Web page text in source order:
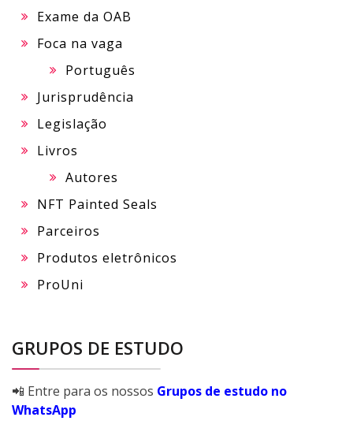
Exame da OAB
Foca na vaga
Português
Jurisprudência
Legislação
Livros
Autores
NFT Painted Seals
Parceiros
Produtos eletrônicos
ProUni
GRUPOS DE ESTUDO
📲 Entre para os nossos Grupos de estudo no
WhatsApp